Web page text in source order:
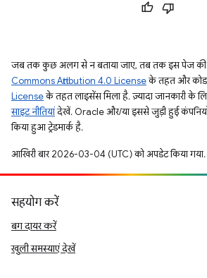
जब तक कुछ अलग से न बताया जाए, तब तक इस पेज की
Commons Attribution 4.0 Licenseके तहत और
Licenseके तहत लाइसेंस मिला है. ज़्यादा जानकारी के
साइट नीतियांदेखें. Oracle और/या इससे जुड़ी हुई
किया हुआ ट्रेडमार्क है.
आखिरी बार 2026-03-04 (UTC) को अपडेट किया गया.
सहयोग करें
बग दायर करें
खुली समस्याएं देखें